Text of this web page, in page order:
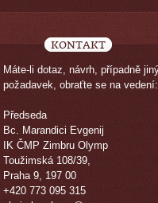
KONTAKT
Máte-li dotaz, návrh, případně
požadavek, obraťte se na vedení:
Předseda
Bc. Marandici Evgenij
IK ČMP Zimbru Olymp
Toužimská 108/39,
Praha 9, 197 00
+420 773 095 315